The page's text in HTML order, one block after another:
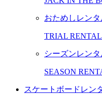
おためしレンタ
TRIAL RENTAL
シーズンレン
SEASON
スケートボードレン